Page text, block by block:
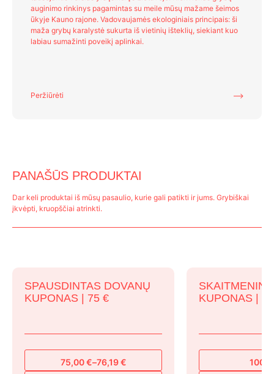
page
auginimo rinkinys pagamintas su meile mūsų mažame šeimos
ūkyje Kauno rajone. Vadovaujamės ekologiniais principais: ši
maža grybų karalystė sukurta iš vietinių išteklių, siekiant kuo
labiau sumažinti poveikį aplinkai.
Peržiūrėti
PANAŠŪS PRODUKTAI
Dar keli produktai iš mūsų pasaulio, kurie gali patikti ir jums. Grybiškai
įkvėpti, kruopščiai atrinkti.
SPAUSDINTAS DOVANŲ
KUPONAS | 75 €
75,00€–76,19€
Price
KUPONAS |